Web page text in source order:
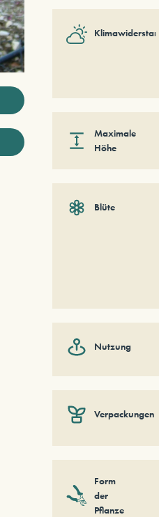
Klimawiderstand
Maximale
Höhe
Blüte
Nutzung
Verpackungen
Form
der
Pflanze